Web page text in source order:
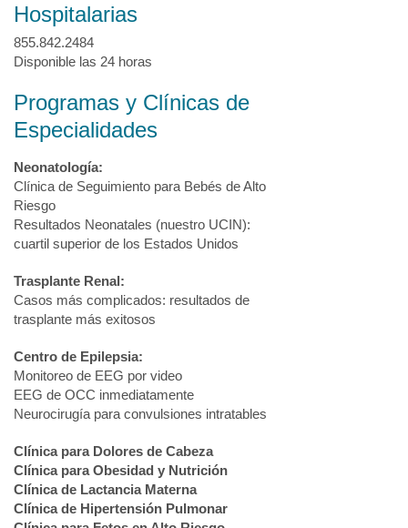
Hospitalarias
855.842.2484
Disponible las 24 horas
Programas y Clínicas de
Especialidades
Neonatología:
Clínica de Seguimiento para Bebés de Alto
Riesgo
Resultados Neonatales (nuestro UCIN):
cuartil superior de los Estados Unidos
Trasplante Renal:
Casos más complicados: resultados de
trasplante más exitosos
Centro de Epilepsia:
Monitoreo de EEG por video
EEG de OCC inmediatamente
Neurocirugía para convulsiones intratables
Clínica para Dolores de Cabeza
Clínica para Obesidad y Nutrición
Clínica de Lactancia Materna
Clínica de Hipertensión Pulmonar